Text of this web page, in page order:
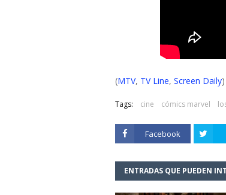
(MTV, TV Line, Screen Daily)
Tags: cine cómics marvel
Facebook
ENTRADAS QUE PUEDEN